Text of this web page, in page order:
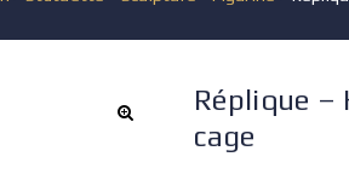
Réplique –
cage